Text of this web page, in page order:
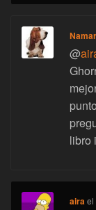
@
libro
airael